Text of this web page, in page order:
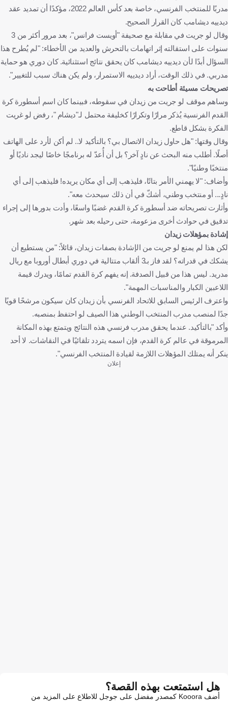
مدربًا للمنتخب الفرنسي، خاصة بعد كأس العالم 2022، مؤكدًا أن تمديد عقد
ديدييه ديشامب كان القرار الصحيح.
وقال لو جريت في مقابلة مع صحيفة "أويست فرانس"، بعد مرور أكثر من 3
سنوات على استقالته إثر اتهامات بالتحرش والعديد من الأخطاء: "لم يُطرح هذا
السؤال أبدًا لأن ديدييه ديشامب كان يحقق نتائج استثنائية. كان دوري هو حماية
مدربي. في ذلك الوقت، أراد ديدييه الاستمرار، ولم يكن هناك سبب للتغيير".
تصريحات مسيئة أطاحت به
وساهم موقف لو جريت من زيدان في سقوطه، فبينما كان اسم أسطورة كرة
القدم الفرنسية يُذكر مرارًا وتكرارًا كخليفة محتمل لـ"ديشام "، رفض لو غريت
الفكرة بشكل قاطع.
وقال وقتها: "هل حاول زيدان الاتصال بي؟ بالتأكيد لا.. لم أكن لأرد على الهاتف
أصلًا. أطلب منه البحث عن نادٍ آخر؟ بل أن أُعدّ له برنامجًا خاصًا ليجد ناديًا أو
منتخبًا وطنيًا".
وأضاف: "لا يهمني الأمر بتاتًا، فليذهب إلى أي مكان يريده! فليذهب إلى أي
نادٍ... أو منتخب وطني، أشكّ في أن ذلك سيحدث معه".
وأثارت تصريحاته ضد أسطورة كرة القدم غضبًا واسعًا، وأدت بدورها إلى إجراء
تدقيق في حوادث أخرى مزعومة، حتى رحيله بعد شهر.
إشادة بمؤهلات زيدان
لكن هذا لم يمنع لو جريت من الإشادة بصفات زيدان، قائلاً: "من يستطيع أن
يشكك في قدراته؟ لقد فاز بـ3 ألقاب متتالية في دوري أبطال أوروبا مع ريال
مدريد. ليس هذا من قبيل الصدفة. إنه يفهم كرة القدم تمامًا، ويدرك قيمة
اللاعبين الكبار والمناسبات المهمة".
واعترف الرئيس السابق للاتحاد الفرنسي بأن زيدان كان سيكون مرشحًا قويًا
جدًا لمنصب مدرب المنتخب الوطني هذا الصيف لو احتفظ بمنصبه.
وأكد "بالتأكيد. عندما يحقق مدرب فرنسي هذه النتائج ويتمتع بهذه المكانة
المرموقة في عالم كرة القدم، فإن اسمه يتردد تلقائيًا في النقاشات. لا أحد
ينكر أنه يمتلك المؤهلات اللازمة لقيادة المنتخب الفرنسي".
إعلان
هل استمتعت بهذه القصة؟
أضف Kooora كمصدر مفضل على جوجل للاطلاع على المزيد من